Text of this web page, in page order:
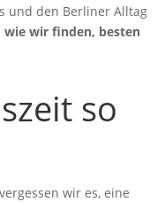
und den Berliner Alltag
wie wir finden, besten
so
wir es, eine